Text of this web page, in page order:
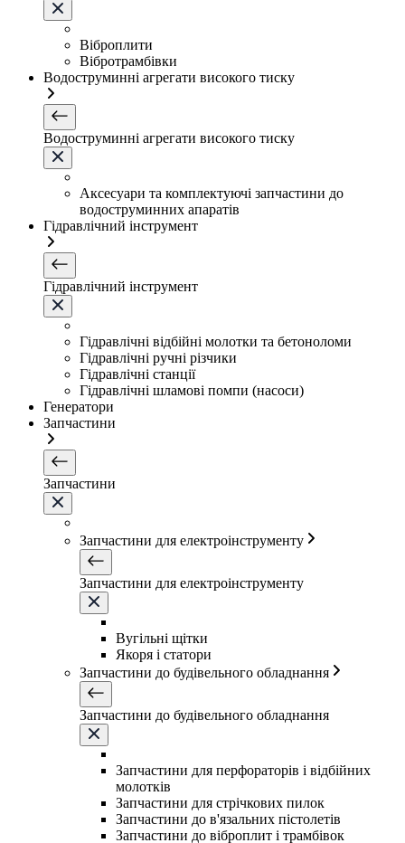
Віброплити
Вібротрамбівки
Водоструминні агрегати високого тиску
Водоструминні агрегати високого тиску
Аксесуари та комплектуючі запчастини до
водоструминних апаратів
Гідравлічний інструмент
Гідравлічний інструмент
Гідравлічні відбійні молотки та бетоноломи
Гідравлічні ручні різчики
Гідравлічні станції
Гідравлічні шламові помпи (насоси)
Генератори
Запчастини
Запчастини
Запчастини для електроінструменту
Запчастини для електроінструменту
Вугільні щітки
Якоря і статори
Запчастини до будівельного обладнання
Запчастини до будівельного обладнання
Запчастини для перфораторів і відбійних
молотків
Запчастини для стрічкових пилок
Запчастини до в'язальних пістолетів
Запчастини до віброплит і трамбівок